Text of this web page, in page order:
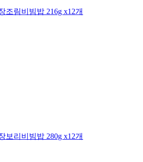
조림비빔밥 216g x12개
보리비빔밥 280g x12개